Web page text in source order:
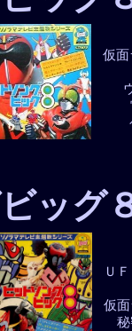
仮面
ッグ
Ｕ
仮